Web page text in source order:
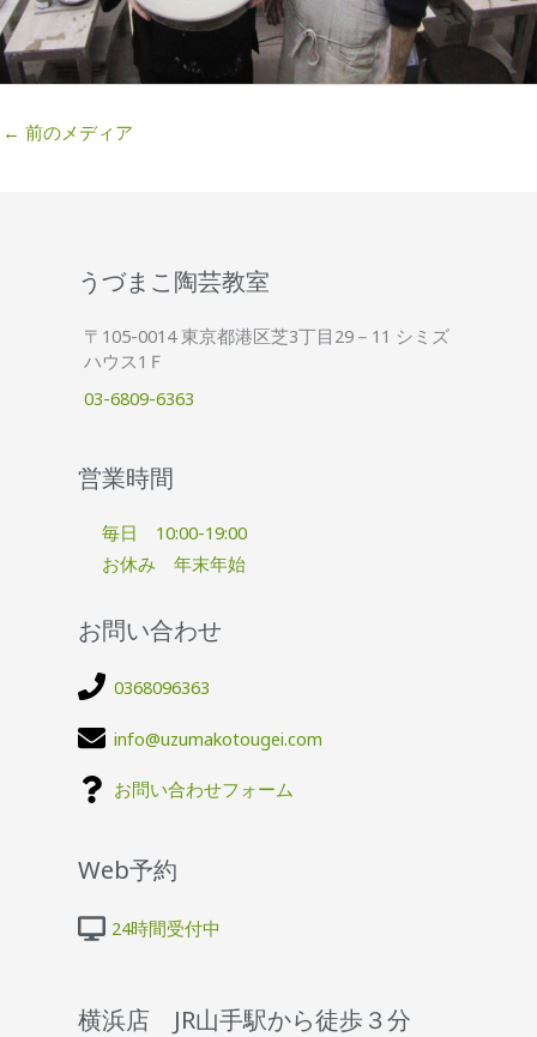
← 前のメディア
うづまこ陶芸教室
〒105-0014 東京都港区芝3丁目29－11 シミズ
ハウス1Ｆ
03-6809-6363
営業時間
毎日 10:00-19:00
お休み 年末年始
お問い合わせ
0368096363
info@uzumakotougei.com
お問い合わせフォーム
Web予約
24時間受付中
横浜店 JR山手駅から徒歩３分